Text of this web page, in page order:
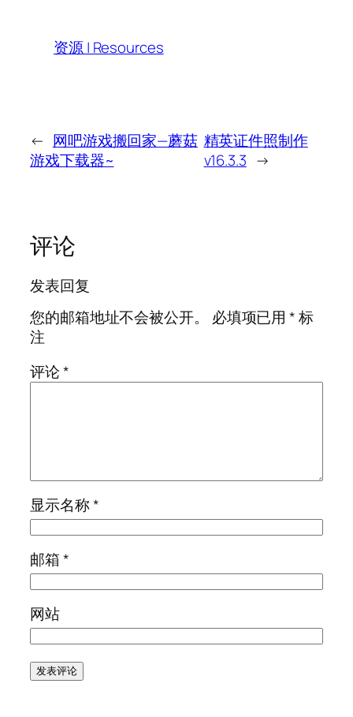
资源 | Resources
← 网吧游戏搬回家—蘑菇
游戏下载器~
精英证件照制作
v16.3.3 →
评论
发表回复
您的邮箱地址不会被公开。
必填项已用*标
注
评论*
显示名称*
邮箱*
网站